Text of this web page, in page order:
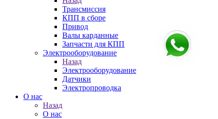
Трансмиссия
КПП в сборе
Привод
Валы карданные
Запчасти для КПП
Электрооборудование
Назад
Электрооборудование
Датчики
Электропроводка
О нас
Назад
О нас